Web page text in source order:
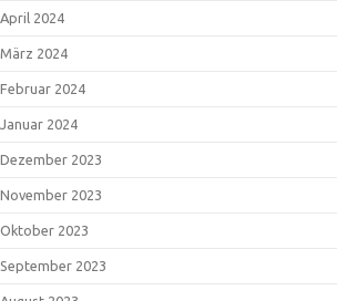
April 2024
März 2024
Februar 2024
Januar 2024
Dezember 2023
November 2023
Oktober 2023
September 2023